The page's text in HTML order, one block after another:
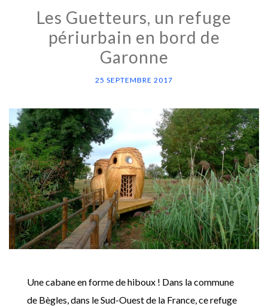
Les Guetteurs, un refuge
périurbain en bord de
Garonne
25 SEPTEMBRE 2017
Une cabane en forme de hiboux ! Dans la commune
de Bègles, dans le Sud-Ouest de la France, ce refuge